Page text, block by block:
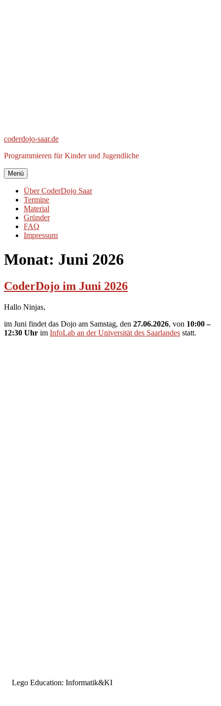
coderdojo-saar.de
Programmieren für Kinder und Jugendliche
Menü
Über CoderDojo Saar
Termine
Material
Gründer
FAQ
Impressum
Monat: Juni 2026
CoderDojo im Juni 2026
Hallo Ninjas,
im Juni findet das Dojo am Samstag, den 27.06.2026, von 10:00 –
12:30 Uhr im InfoLab an der Universität des Saarlandes statt.
Lego Education: Informatik&KI